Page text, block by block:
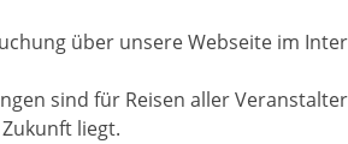
über unsere Webseite im
sind für Reisen aller
liegt.